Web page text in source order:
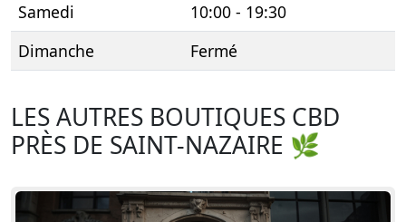
Samedi
10:00 - 19:30
Dimanche
Fermé
LES AUTRES BOUTIQUES CBD
PRÈS DE SAINT-NAZAIRE 🌿